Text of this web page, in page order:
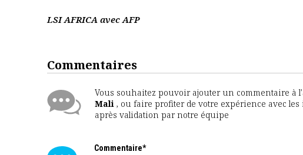
LSI AFRICA avec AFP
Commentaires
Vous souhaitez pouvoir ajouter un commentaire à
Mali , ou faire profiter de votre expérience avec
après validation par notre équipe
Commentaire*